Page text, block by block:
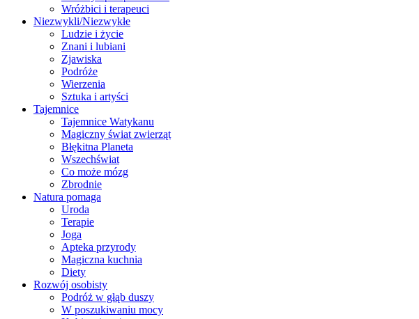
Wróżbici i terapeuci
Niezwykli/Niezwykłe
Ludzie i życie
Znani i lubiani
Zjawiska
Podróże
Wierzenia
Sztuka i artyści
Tajemnice
Tajemnice Watykanu
Magiczny świat zwierząt
Błękitna Planeta
Wszechświat
Co może mózg
Zbrodnie
Natura pomaga
Uroda
Terapie
Joga
Apteka przyrody
Magiczna kuchnia
Diety
Rozwój osobisty
Podróż w głąb duszy
W poszukiwaniu mocy